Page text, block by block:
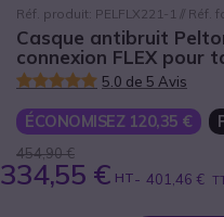
Réf. produit: PELFLX221-1 // Réf.
Casque antibruit
connexion FLEX pour
5.0 de 5 Avis
ÉCONOMISEZ 120,35 €
454,90 €
334,55 € HT- 401,46 €